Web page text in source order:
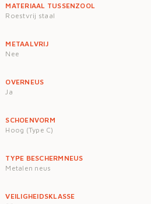
MATERIAAL TUSSENZOOL
Roestvrij staal
METAALVRIJ
Nee
OVERNEUS
Ja
SCHOENVORM
Hoog (Type C)
TYPE BESCHERMNEUS
Metalen neus
VEILIGHEIDSKLASSE